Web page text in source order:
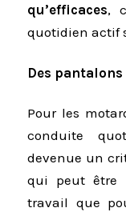
qu’efficaces,
quotidien actif
Des
Pour les
conduite
devenue un
qui peut être
travail que